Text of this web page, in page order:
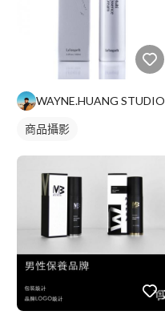
WAYNE.HUANG STUDIO
商品攝影